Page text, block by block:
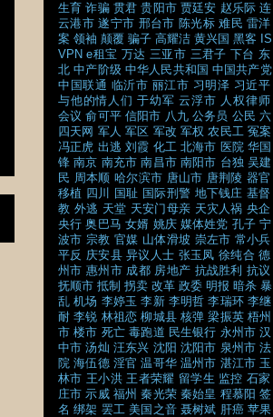
生育 诈骗 贯君 贵阳市 贾廷安 赵乐际 连
云港市 遂宁市 邢台市 陈光标 难民 雷洋
案 领袖 颠覆 骗子 高耀洁 黄兴国 黑客
IS
VPN e租宝 万达 三亚市 三君子 下台 东
北 中产阶级 中华人民共和国 中国共产党
中国联通 临沂市 丽江市 习明泽 习近平
与他的情人们 于幼军 云浮市 人权律师
会议 俞可平 信阳市 八九 公务员 公民 六
四天网 军人 军区 军改 军权 农民工 冤案
冯正虎 出逃 刘霞 化工 北海市 医院 华国
锋 南京 南充市 南昌市 南阳市 台独 吴建
民 周本顺 哈尔滨市 唐山市 唐荆陵 器官
移植 四川 国耻 国际刑警 地下钱庄 基督
教 外逃 天堂 天安门母亲 天灾人祸 央企
央行 奥巴马 女婿 姚庆 媒体姓党 孔子 宁
波市 宗教 官媒 山体滑坡 崇左市 常小兵
平反 庆安县 异议人士 张玉凤 徐纯合 德
州市 惠州市 成都 房地产 抗战胜利 抗议
抚顺市 抵制 拐卖 改革 政委 明报 暗杀 暴
乱 机场 李婷玉 李新 李明哲 李瑞环 李继
耐 李锐 林祖恋 柳城县 核弹 梁振英 梧州
市 楼市 死亡 毒跑道 民生银行 永州市 汉
中市 汤灿 汪东兴 沈阳 沈阳市 泉州市 法
院 海伍德 淫官 温哥华 温州市 湛江市 玉
林市 王小洪 王者荣耀 留学生 监控 石家
庄市 示威 福州 秦光荣 秦始皇 程慕阳 签
名 绑架 罢工 美国之音 聂树斌 肝癌 苹果